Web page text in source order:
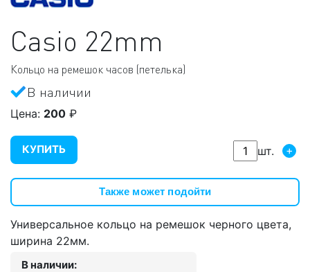
Casio 22mm
Кольцо на ремешок часов (петелька)
В наличии
Цена: 200 ₽
КУПИТЬ шт. +
Также может подойти
Универсальное кольцо на ремешок черного цвета,
ширина 22мм.
В наличии: